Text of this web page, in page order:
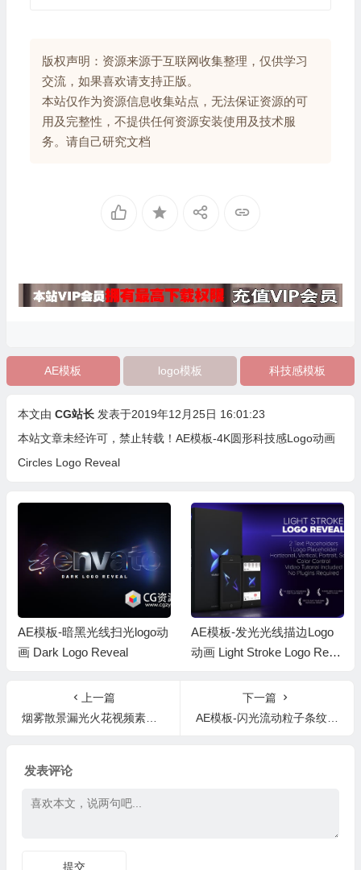
版权声明：资源来源于互联网收集整理，仅供学习
交流，如果喜欢请支持正版。
本站仅作为资源信息收集站点，无法保证资源的可
用及完整性，不提供任何资源安装使用及技术服
务。请自己研究文档
AE模板 logo模板 科技感模板
本文由 CG站长 发表于2019年12月25日 16:01:23
本站文章未经许可，禁止转载！ AE模板-4K圆形科技感Logo动画
Circles Logo Reveal
AE模板-暗黑光线扫光logo动
画 Dark Logo Reveal
AE模板-发光光线描边Logo
动画 Light Stroke Logo Reve
上一篇
烟雾散景漏光火花视频素材LUTS调色预设转场动画特效元素AE预设包
下一篇
AE模板-闪光流动粒子条纹冲击Logo动画 Particles Streaks Logo Reveal
发表评论